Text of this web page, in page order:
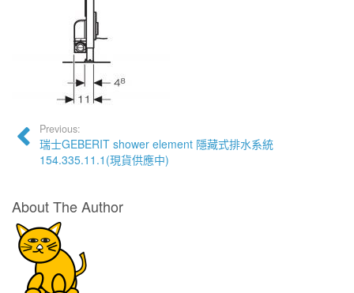
Previous:
瑞士GEBERIT shower element 隱藏式排水系統
154.335.11.1(現貨供應中)
About The Author